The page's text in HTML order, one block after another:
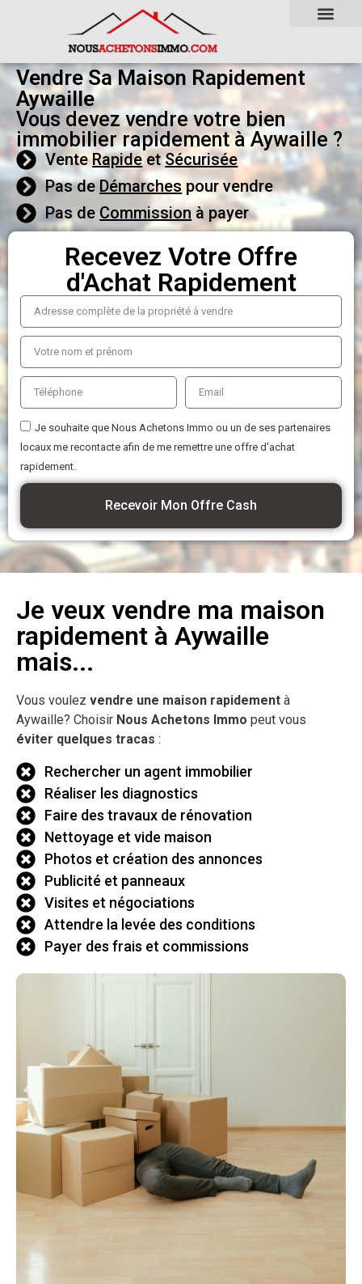
Vendre Sa Maison Rapidement
Aywaille
Vous devez vendre votre bien
immobilier rapidement à Aywaille ?
Vente Rapide etSécurisée
Pas deDémarches pour vendre
Pas de Commission à payer
Recevez Votre Offre
d'Achat Rapidement
Je souhaite que Nous Achetons Immo ou un de ses partenaires
locaux me recontacte afin de me remettre une offre d'achat
rapidement.
Recevoir Mon Offre Cash
Je veux vendre ma maison
rapidement à Aywaille
mais...
Vous voulez vendre une maison rapidement à
Aywaille? Choisir Nous Achetons Immo peut vous
éviter quelques tracas :
Rechercher un agent immobilier
Réaliser les diagnostics
Faire des travaux de rénovation
Nettoyage et vide maison
Photos et création des annonces
Publicité et panneaux
Visites et négociations
Attendre la levée des conditions
Payer des frais et commissions